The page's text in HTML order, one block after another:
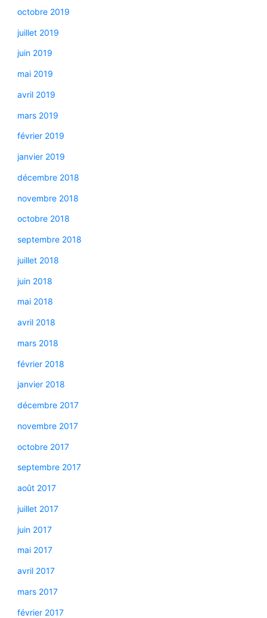
octobre 2019
juillet 2019
juin 2019
mai 2019
avril 2019
mars 2019
février 2019
janvier 2019
décembre 2018
novembre 2018
octobre 2018
septembre 2018
juillet 2018
juin 2018
mai 2018
avril 2018
mars 2018
février 2018
janvier 2018
décembre 2017
novembre 2017
octobre 2017
septembre 2017
août 2017
juillet 2017
juin 2017
mai 2017
avril 2017
mars 2017
février 2017